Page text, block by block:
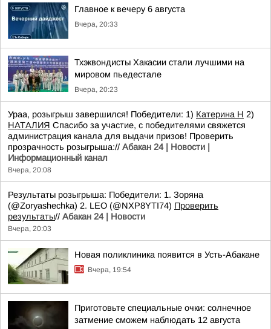
Главное к вечеру 6 августа
Вчера, 20:33
Тхэквондисты Хакасии стали лучшими на
мировом пьедестале
Вчера, 20:23
Ураа, розыгрыш завершился! Победители: 1) Катерина Н 2)
НАТАЛИЯ Спасибо за участие, с победителями свяжется
администрация канала для выдачи призов! Проверить
прозрачность розыгрыша:// Абакан 24 | Новости |
Информационный канал
Вчера, 20:08
Результаты розыгрыша: Победители: 1. Зоряна
(@Zoryashechka) 2. LEO (@NXP8YTI74) Проверить
результаты// Абакан 24 | Новости
Вчера, 20:03
Новая поликлиника появится в Усть-Абакане
Вчера, 19:54
Приготовьте специальные очки: солнечное
затмение сможем наблюдать 12 августа